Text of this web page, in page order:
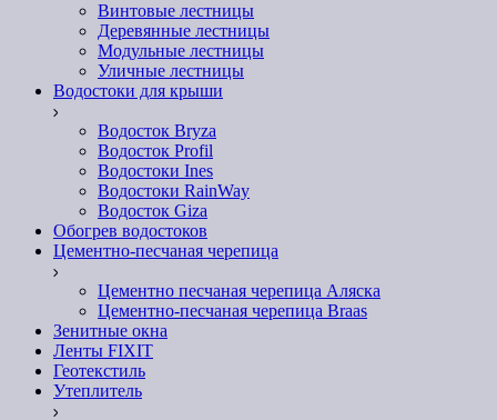
Винтовые лестницы
Деревянные лестницы
Модульные лестницы
Уличные лестницы
Водостоки для крыши
Водосток Bryza
Водосток Profil
Водостоки Ines
Водостоки RainWay
Водосток Giza
Обогрев водостоков
Цементно-песчаная черепица
Цементно песчаная черепица Аляска
Цементно-песчаная черепица Braas
Зенитные окна
Ленты FIXIT
Геотекстиль
Утеплитель